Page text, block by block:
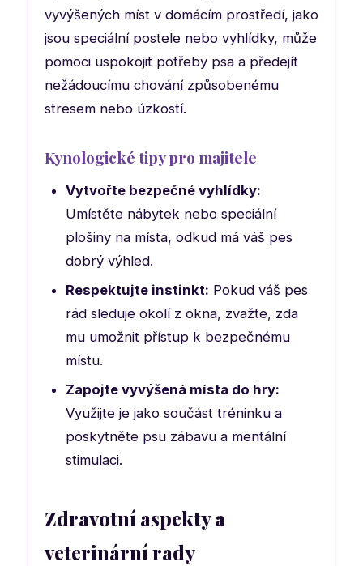
vyvýšených míst v domácím prostředí, jako
jsou speciální postele nebo vyhlídky, může
pomoci uspokojit potřeby psa a předejít
nežádoucímu chování způsobenému
stresem nebo úzkostí.
Kynologické tipy pro majitele
Vytvořte bezpečné vyhlídky:
Umístěte nábytek nebo speciální
plošiny na místa, odkud má váš pes
dobrý výhled.
Respektujte instinkt: Pokud váš pes
rád sleduje okolí z okna, zvažte, zda
mu umožnit přístup k bezpečnému
místu.
Zapojte vyvýšená místa do hry:
Využijte je jako součást tréninku a
poskytněte psu zábavu a mentální
stimulaci.
Zdravotní aspekty a
veterinární rady